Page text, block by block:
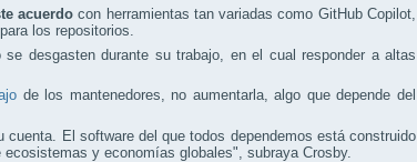
acuerdocon herramientas tan variadas como GitHub Copilot,
los repositorios.
desgasten durante su trabajo, en el cual responder a altas
de los mantenedores, no aumentarla, algo que depende del
El software del que todos dependemos está construido
y economías globales", subraya Crosby.